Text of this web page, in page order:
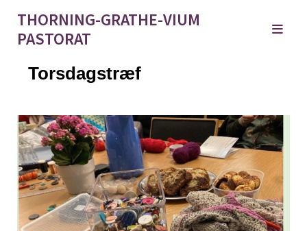
THORNING-GRATHE-VIUM
PASTORAT
Torsdagstræf